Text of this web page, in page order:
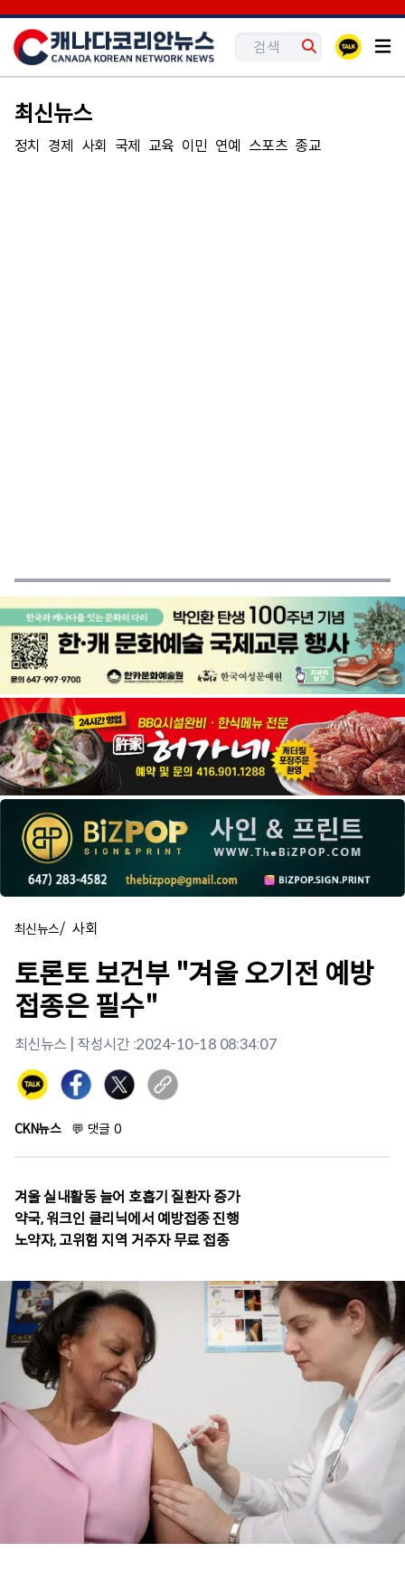
최신뉴스
정치 경제 사회 국제 교육 이민 연예 스포츠 종교
최신뉴스/ 사회
토론토 보건부 "겨울 오기전 예방
접종은 필수"
최신뉴스 | 작성시간 :2024-10-18 08:34:07
CKN뉴스 💬 댓글 0
겨울 실내활동 늘어 호흡기 질환자 증가
약국, 워크인 클리닉에서 예방접종 진행
노약자, 고위험 지역 거주자 무료 접종